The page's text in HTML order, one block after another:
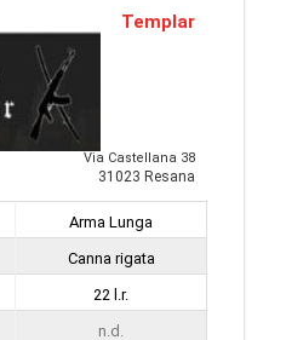
Templar
Via Castellana 38
31023 Resana
Arma Lunga
Canna rigata
22 l.r.
n.d.